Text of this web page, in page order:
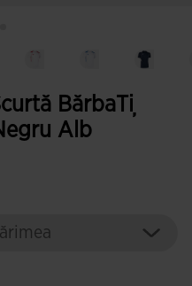
BărbaȚi
Alb